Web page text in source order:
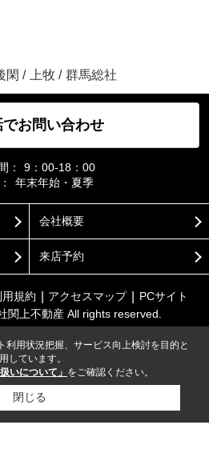
閑 / 上牧 / 群馬総社
でお問い合わせ
：
9：00-18：00
年末年始・夏季
会社概要
来店予約
用規約 アクセスマップ
PCサイト
関上不動産 All rights reserved.
利用状況把握、サービス向上検討を目的と
しています。
いについて」 をご確認ください。
閉じる